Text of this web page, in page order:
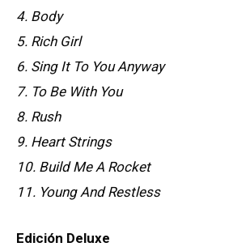
4. Body
5. Rich Girl
6. Sing It To You Anyway
7. To Be With You
8. Rush
9. Heart Strings
10. Build Me A Rocket
11. Young And Restless
Edición Deluxe